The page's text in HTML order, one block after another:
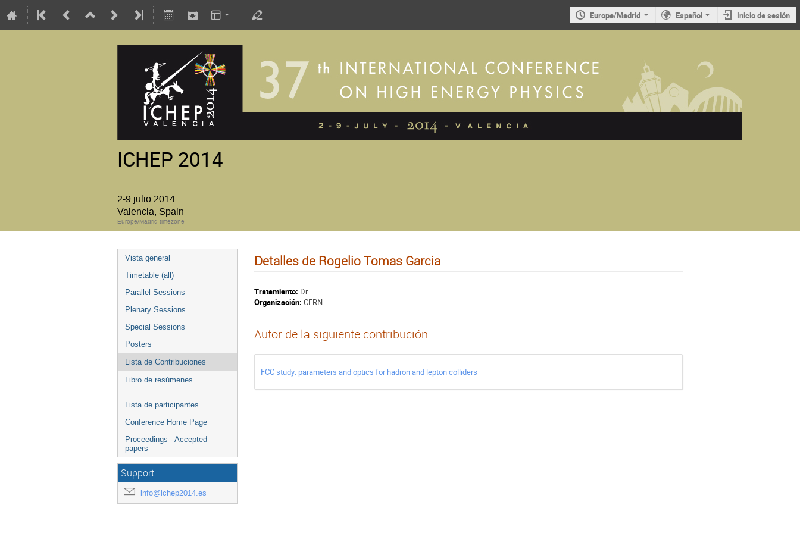
Europe/Madrid Español Inicio de sesión
ICHEP 2014
2-9 julio 2014
Valencia, Spain
Europe/Madrid timezone
Vista general
Timetable (all)
Parallel Sessions
Plenary Sessions
Special Sessions
Posters
Lista de Contribuciones
Libro de resúmenes
Lista de participantes
Conference Home Page
Proceedings - Accepted
papers
Support
info@ichep2014.es
Detalles de Rogelio Tomas Garcia
Tratamiento: Dr.
Organización: CERN
Autor de la siguiente contribución
FCC study: parameters and optics for hadron and lepton colliders